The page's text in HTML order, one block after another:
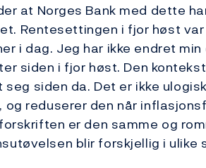
at Norges Bank med dette
Rentesettingen i fjor høst
i dag. Jeg har ikke endret
siden i fjor høst. Den
siden da. Det er ikke
og reduserer den når
er den samme og
blir forskjellig i ulike